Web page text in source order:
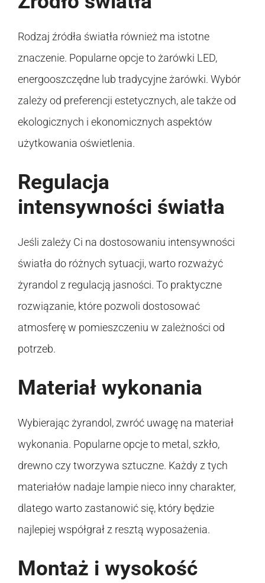
Rodzaj źródła światła również ma istotne
znaczenie. Popularne opcje to żarówki LED,
energooszczędne lub tradycyjne żarówki. Wybór
zależy od preferencji estetycznych, ale także od
ekologicznych i ekonomicznych aspektów
użytkowania oświetlenia.
Regulacja
intensywności światła
Jeśli zależy Ci na dostosowaniu intensywności
światła do różnych sytuacji, warto rozważyć
żyrandol z regulacją jasności. To praktyczne
rozwiązanie, które pozwoli dostosować
atmosferę w pomieszczeniu w zależności od
potrzeb.
Materiał wykonania
Wybierając żyrandol, zwróć uwagę na materiał
wykonania. Popularne opcje to metal, szkło,
drewno czy tworzywa sztuczne. Każdy z tych
materiałów nadaje lampie nieco inny charakter,
dlatego warto zastanowić się, który będzie
najlepiej współgrał z resztą wyposażenia.
Montaż i wysokość